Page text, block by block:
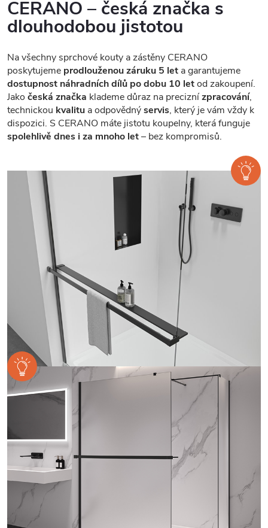
CERANO – česká značka s
dlouhodobou jistotou
Na všechny sprchové kouty a zástěny CERANO
poskytujeme prodlouženou záruku 5 let a garantujeme
dostupnost náhradních dílů po dobu 10 letod zakoupení.
Jako česká značka klademe důraz na preciznízpracování,
technickou kvalitu a odpovědnýservis, který je vám vždy k
dispozici. S CERANO máte jistotu koupelny, která funguje
spolehlivě dnes i za mnoho let– bez kompromisů.